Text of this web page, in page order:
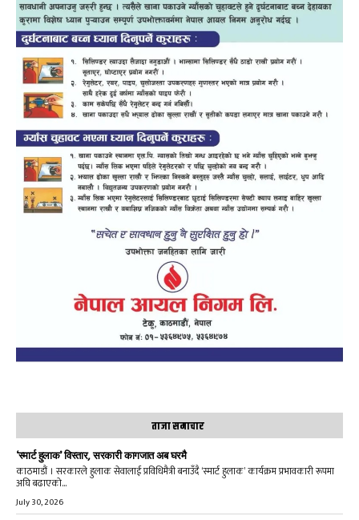
ताजा समाचार
‘स्मार्ट हुलाक’ विस्तार, सरकारी कागजात अब घरमै
काठमाडौं । सरकारले हुलाक सेवालाई प्रविधिमैत्री बनाउँदै ‘स्मार्ट हुलाक’ कार्यक्रम प्रभावकारी रूपमा
अघि बढाएको...
July 30, 2026